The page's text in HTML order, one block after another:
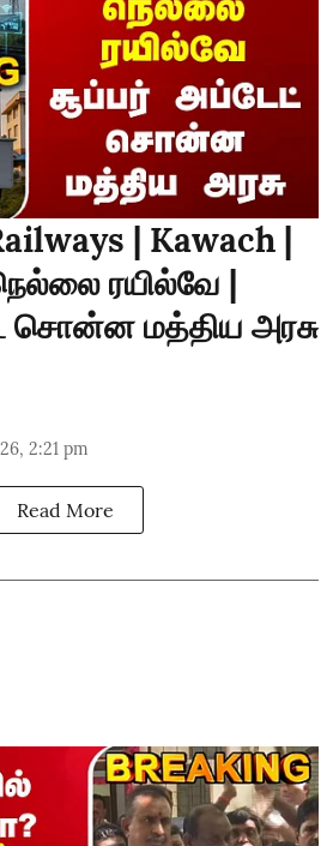
| Kawach |
ரயில்வே |
சொன்ன மத்திய அரசு
2:21 pm
Read More